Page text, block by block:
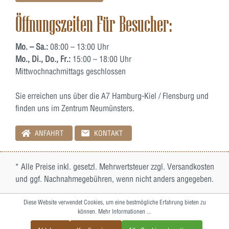
Öffnungszeiten Für Besucher:
Mo. – Sa.: 08:00 – 13:00 Uhr
Mo., Di., Do., Fr.: 15:00 – 18:00 Uhr
Mittwochnachmittags geschlossen
Sie erreichen uns über die A7 Hamburg-Kiel / Flensburg und
finden uns im Zentrum Neumünsters.
ANFAHRT KONTAKT
* Alle Preise inkl. gesetzl. Mehrwertsteuer zzgl. Versandkosten
und ggf. Nachnahmegebühren, wenn nicht anders angegeben.
Diese Website verwendet Cookies, um eine bestmögliche Erfahrung bieten zu
können. Mehr Informationen ...